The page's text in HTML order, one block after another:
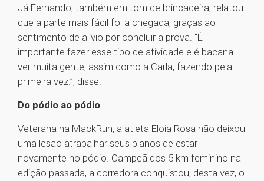
Já Fernando, também em tom de brincadeira, relatou
que a parte mais fácil foi a chegada, graças ao
sentimento de alívio por concluir a prova. “É
importante fazer esse tipo de atividade e é bacana
ver muita gente, assim como a Carla, fazendo pela
primeira vez.”, disse.
Do pódio ao pódio
Veterana na MackRun, a atleta Eloia Rosa não deixou
uma lesão atrapalhar seus planos de estar
novamente no pódio. Campeã dos 5 km feminino na
edição passada, a corredora conquistou, desta vez, o